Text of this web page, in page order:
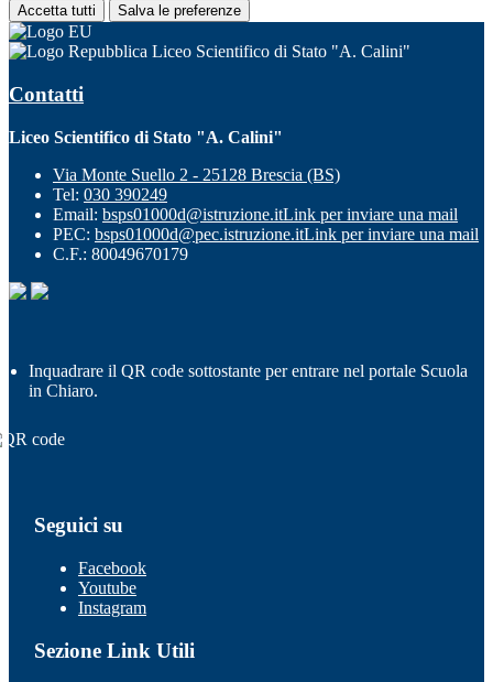
Accetta tutti Salva le preferenze
Liceo Scientifico di Stato "A. Calini"
Contatti
Liceo Scientifico di Stato "A. Calini"
Via Monte Suello 2 - 25128 Brescia (BS)
Tel: 030 390249
Email: bsps01000d@istruzione.itLink per inviare una mail
PEC: bsps01000d@pec.istruzione.itLink per inviare una mail
C.F.: 80049670179
Inquadrare il QR code sottostante per entrare nel portale Scuola
in Chiaro.
Seguici su
Facebook
Youtube
Instagram
Sezione Link Utili